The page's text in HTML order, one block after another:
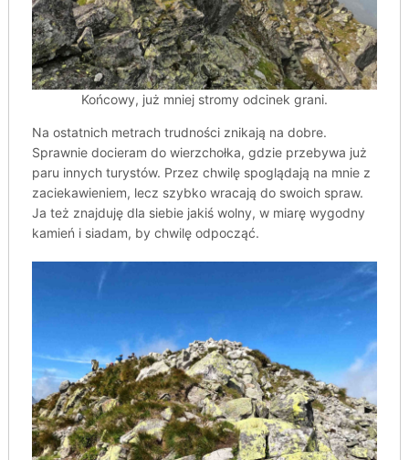
Końcowy, już mniej stromy odcinek grani.
Na ostatnich metrach trudności znikają na dobre.
Sprawnie docieram do wierzchołka, gdzie przebywa już
paru innych turystów. Przez chwilę spoglądają na mnie z
zaciekawieniem, lecz szybko wracają do swoich spraw.
Ja też znajduję dla siebie jakiś wolny, w miarę wygodny
kamień i siadam, by chwilę odpocząć.